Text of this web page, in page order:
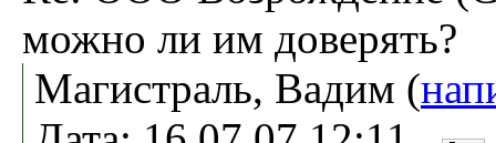
можно ли им доверять?
Магистраль, Вадим (